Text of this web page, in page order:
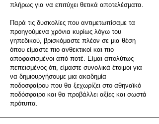
πλήρως για να επιτύχει θετικά αποτελέσματα.
Παρά τις δυσκολίες που αντιμετωπίσαμε τα
προηγούμενα χρόνια κυρίως λόγω του
γηπεδικού, βρισκόμαστε πλέον σε μια θέση
όπου είμαστε πιο ανθεκτικοί και πιο
αποφασισμένοι από ποτέ. Είμαι απολύτως
πεπεισμένος ότι, είμαστε συνολικά έτοιμοι για
να δημιουργήσουμε μια ακαδημία
ποδοσφαίρου που θα ξεχωρίζει στο αθηναϊκό
ποδόσφαιρο και θα προβάλλει αξίες και σωστά
πρότυπα.